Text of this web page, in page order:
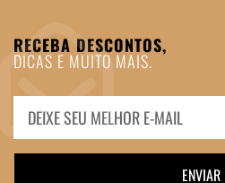
RECEBA DESCONTOS,
DICAS E MUITO MAIS.
ENVIAR